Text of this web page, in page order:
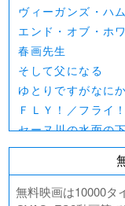
ヴィーガンズ・ハム
エンド・オブ・ホ
春画先生
そして父になる
ゆとりですがなに
ＦＬＹ！／フライ！
セーヌ川の水面の
北極百貨店のコン
好きでも嫌いなあ
デジモンアドベン
無料映画は10000タ